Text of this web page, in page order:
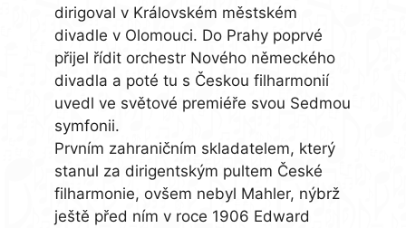
dirigoval v Královském městském
divadle v Olomouci. Do Prahy poprvé
přijel řídit orchestr Nového německého
divadla a poté tu s Českou filharmonií
uvedl ve světové premiéře svou Sedmou
symfonii.
Prvním zahraničním skladatelem, který
stanul za dirigentským pultem České
filharmonie, ovšem nebyl Mahler, nýbrž
ještě před ním v roce 1906 Edward